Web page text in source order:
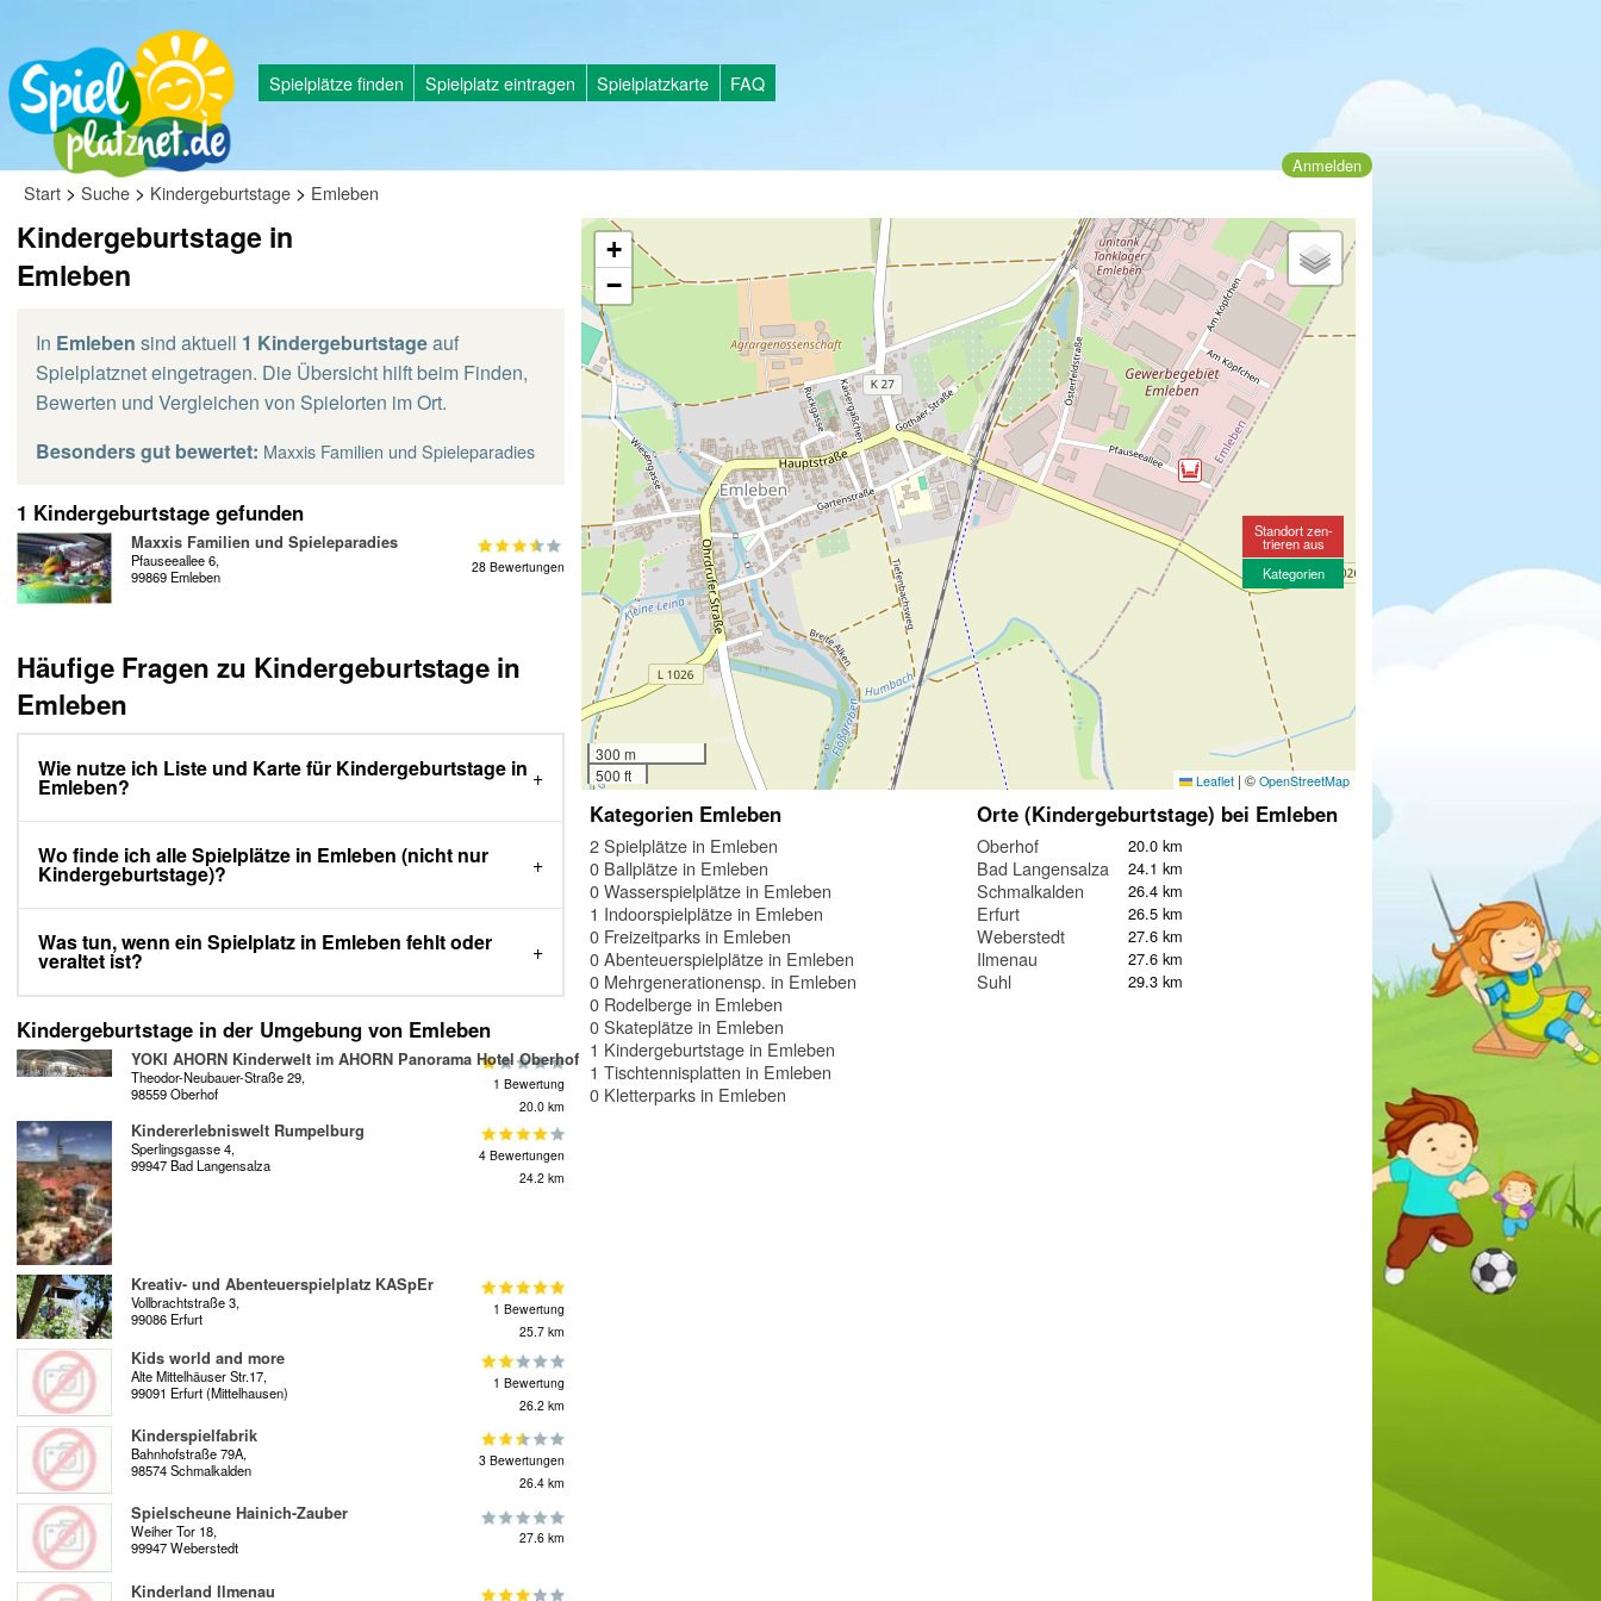
Spielplätze finden Spielplatz eintragen Spielplatzkarte FAQ
Anmelden
Start > Suche > Kindergeburtstage > Emleben
Kindergeburtstage in
Emleben
In Emleben sind aktuell 1 Kindergeburtstageauf
Spielplatznet eingetragen. Die Übersicht hilft beim Finden,
Bewerten und Vergleichen von Spielorten im Ort.
Besonders gut bewertet: Maxxis Familien und Spieleparadies
1 Kindergeburtstage gefunden
Maxxis Familien und Spieleparadies
Pfauseeallee 6,
99869 Emleben
28 Bewertungen
Häufige Fragen zu Kindergeburtstage in
Emleben
Wie nutze ich Liste und Karte für Kindergeburtstage in
Emleben?
Wo finde ich alle Spielplätze in Emleben (nicht nur
Kindergeburtstage)?
Was tun, wenn ein Spielplatz in Emleben fehlt oder
veraltet ist?
Kindergeburtstage in der Umgebung von Emleben
YOKI AHORN Kinderwelt im AHORN Panorama Hotel Oberhof
Theodor-Neubauer-Straße 29,
98559 Oberhof
1 Bewertung
20.0 km
Kindererlebniswelt Rumpelburg
Sperlingsgasse 4,
99947 Bad Langensalza
4 Bewertungen
24.2 km
Kreativ- und Abenteuerspielplatz KASpEr
Vollbrachtstraße 3,
99086 Erfurt
1 Bewertung
25.7 km
Kids world and more
Alte Mittelhäuser Str.17,
99091 Erfurt (Mittelhausen)
1 Bewertung
26.2 km
Kinderspielfabrik
Bahnhofstraße 79A,
98574 Schmalkalden
3 Bewertungen
26.4 km
Spielscheune Hainich-Zauber
Weiher Tor 18,
99947 Weberstedt
27.6 km
Kinderland Ilmenau
+
−
300 m
500 ft
Leaflet | © OpenStreetMap
Standort zen-
trieren aus
Kategorien
Kategorien Emleben
2 Spielplätze in Emleben
0 Ballplätze in Emleben
0 Wasserspielplätze in Emleben
1 Indoorspielplätze in Emleben
0 Freizeitparks in Emleben
0 Abenteuerspielplätze in Emleben
0 Mehrgenerationensp. in Emleben
0 Rodelberge in Emleben
0 Skateplätze in Emleben
1 Kindergeburtstage in Emleben
1 Tischtennisplatten in Emleben
0 Kletterparks in Emleben
Orte (Kindergeburtstage) bei Emleben
Oberhof 20.0 km
Bad Langensalza 24.1 km
Schmalkalden 26.4 km
Erfurt 26.5 km
Weberstedt 27.6 km
Ilmenau 27.6 km
Suhl 29.3 km